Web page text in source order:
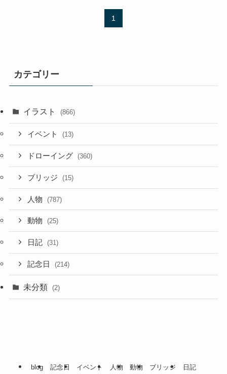
1
カテゴリー
イラスト (866)
イベント (13)
ドローイング (360)
ブリッジ (15)
人物 (787)
動物 (25)
日記 (31)
記念日 (214)
未分類 (2)
blog 記念日 イベント 人物 動物 ブリッジ 日記